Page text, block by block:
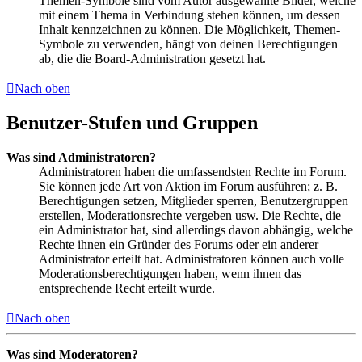
mit einem Thema in Verbindung stehen können, um dessen
Inhalt kennzeichnen zu können. Die Möglichkeit, Themen-
Symbole zu verwenden, hängt von deinen Berechtigungen
ab, die die Board-Administration gesetzt hat.
Nach oben
Benutzer-Stufen und Gruppen
Was sind Administratoren?
Administratoren haben die umfassendsten Rechte im Forum.
Sie können jede Art von Aktion im Forum ausführen; z. B.
Berechtigungen setzen, Mitglieder sperren, Benutzergruppen
erstellen, Moderationsrechte vergeben usw. Die Rechte, die
ein Administrator hat, sind allerdings davon abhängig, welche
Rechte ihnen ein Gründer des Forums oder ein anderer
Administrator erteilt hat. Administratoren können auch volle
Moderationsberechtigungen haben, wenn ihnen das
entsprechende Recht erteilt wurde.
Nach oben
Was sind Moderatoren?